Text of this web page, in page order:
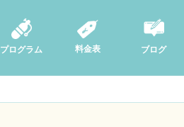
プログラム 料金表 ブログ